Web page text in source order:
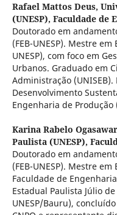
Rafael Mattos Deus,
(UNESP), Faculdade de
Doutorado em
(FEB-UNESP). Mestre
UNESP), com foco em
Urbanos. Graduado em
Administração
Desenvolvimento
Engenharia de Produção
Karina Rabelo
Paulista (UNESP),
Doutorado em
(FEB-UNESP). Mestre
Faculdade de
Estadual Paulista Júlio
UNESP/Bauru),